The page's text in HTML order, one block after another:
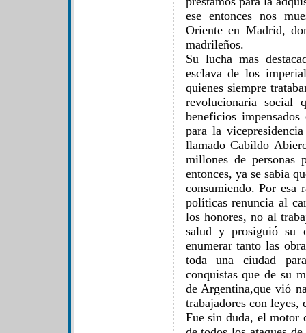
ese entonces nos
Oriente en Madrid,
madrileños.
Su lucha mas
esclava de los
quienes siempre
revolucionaria social
beneficios
para la
llamado Cabildo
millones de personas
entonces, ya se sabia
consumiendo. Por esa
políticas renuncia al
los honores, no al
salud y prosiguió su
enumerar tanto las
toda una ciudad
conquistas que de su
de Argentina,que vió
trabajadores con leyes,
Fue sin duda, el motor